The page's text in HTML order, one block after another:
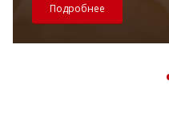
Подробнее